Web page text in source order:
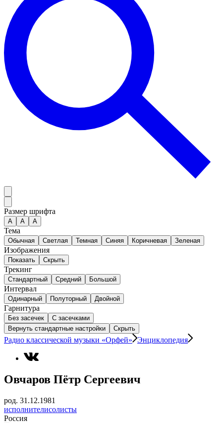
Размер шрифта
А A A
Тема
Обычная Светлая Темная Синяя Коричневая Зеленая
Изображения
Показать Скрыть
Трекинг
Стандартный Средний Большой
Интервал
Одинарный Полуторный Двойной
Гарнитура
Без засечек
С засечками
Вернуть стандартные настройки
Скрыть
Радио классической музыки «Орфей» Энциклопедия
Овчаров Пётр Сергеевич
род. 31.12.1981
исполнителисолисты
Россия